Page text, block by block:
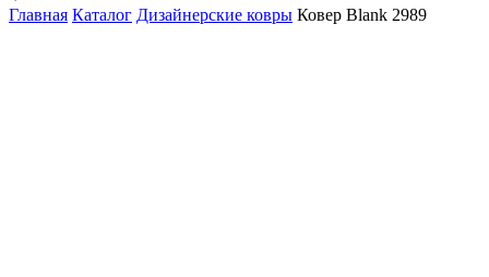
Главная Каталог Дизайнерские ковры Ковер Blank 2989